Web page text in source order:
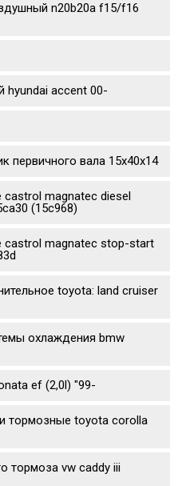
n20b20a f15/f16
hyundai accent 00-
первичного вала 15x40x14
magnatec diesel
(15c968)
castrol magnatec stop-start
toyota: land cruiser
охлаждения bmw
ef (2,0l) "99-
тормозные toyota corolla
тормоза vw caddy iii